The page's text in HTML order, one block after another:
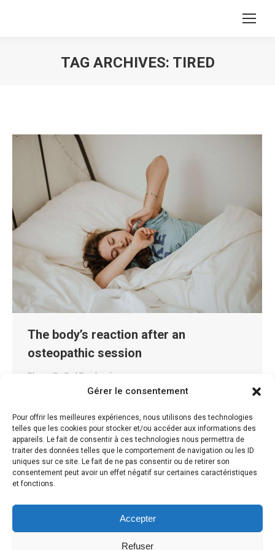
Gérer le consentement
Pour offrir les meilleures expériences, nous utilisons des technologies
telles que les cookies pour stocker et/ou accéder aux informations des
appareils. Le fait de consentir à ces technologies nous permettra de
traiter des données telles que le comportement de navigation ou les ID
uniques sur ce site. Le fait de ne pas consentir ou de retirer son
consentement peut avoir un effet négatif sur certaines caractéristiques
et fonctions.
Accepter
Refuser
TAG ARCHIVES: TIRED
The body’s reaction after an
osteopathic session
Blog By Carl Teychené
The body’s reaction after an osteopathic session
When a consultation is coming to an end, it’s not
uncommon to hear the osteopath tell you not to
participate in sports activities for the next couple of
days, and to let yourself rest instead. But why is this a
necessary precaution? Relief may be felt immediately